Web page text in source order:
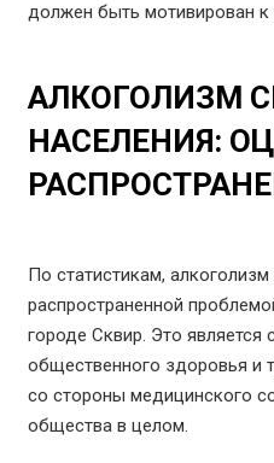
должен быть мотивирован к
АЛКОГОЛИЗМ
НАСЕЛЕНИЯ:
По статистикам,
распространенной
городе Сквир. Это является
общественного здоровья и
со стороны медицинского
общества в целом.